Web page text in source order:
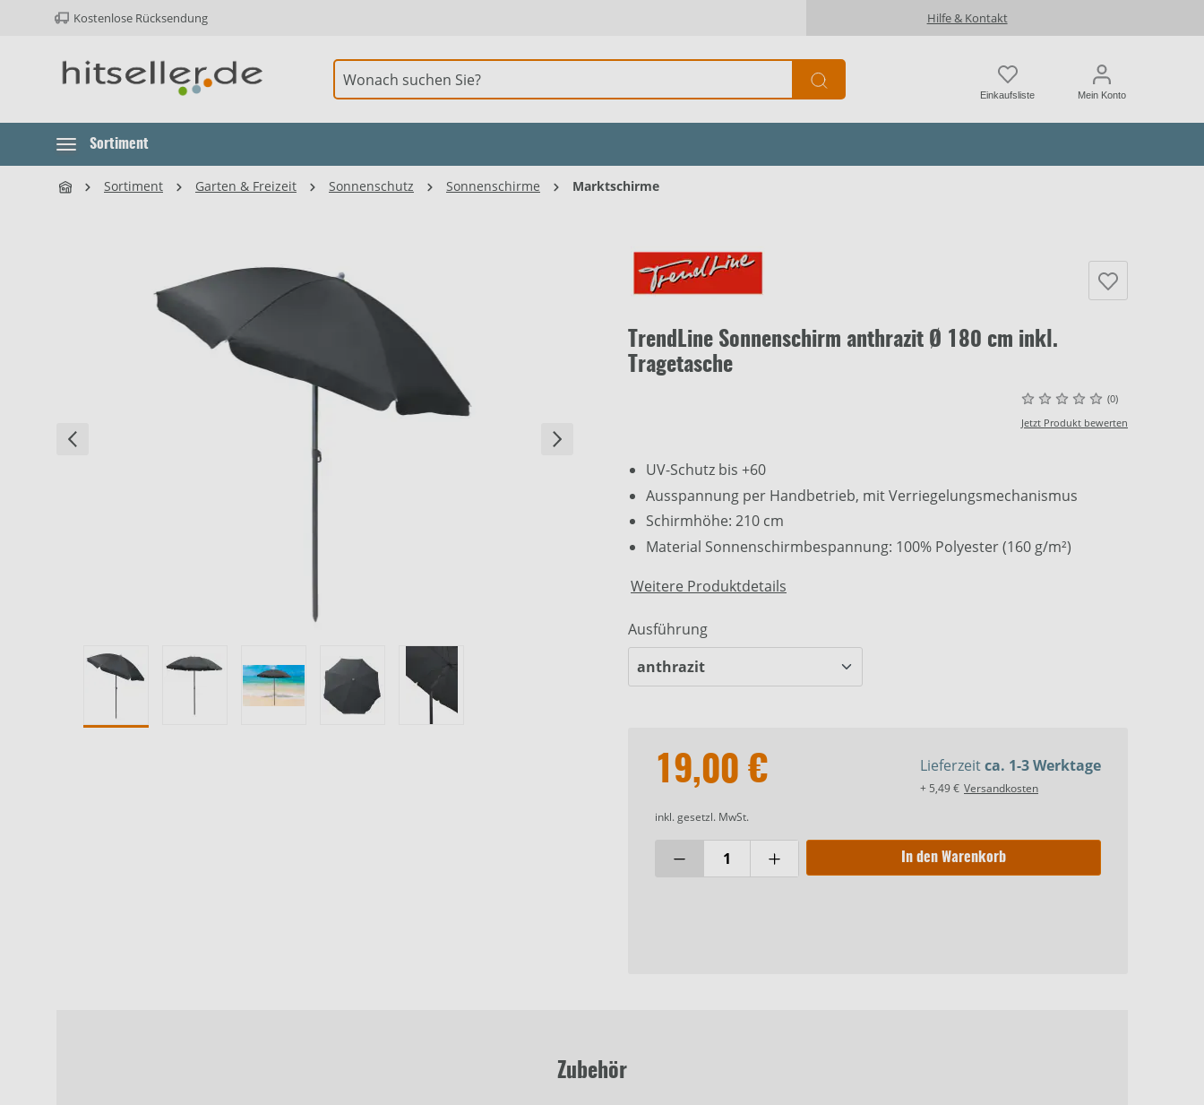
Hauptnavigation springen
Kostenlose Rücksendung Hilfe & Kontakt
Einkaufsliste Mein Konto
Sortiment
Sortiment Garten & Freizeit Sonnenschutz Sonnenschirme Marktschirme
TrendLine Sonnenschirm anthrazit Ø 180 cm inkl.
Tragetasche
(0)
Jetzt Produkt bewerten
UV-Schutz bis +60
Ausspannung per Handbetrieb, mit Verriegelungsmechanismus
Schirmhöhe: 210 cm
Material Sonnenschirmbespannung: 100% Polyester (160 g/m²)
Weitere Produktdetails
Ausführung
19,00 €
inkl. gesetzl. MwSt.
Lieferzeitca. 1-3 Werktage
+ 5,49 € Versandkosten
In den Warenkorb
Zubehör